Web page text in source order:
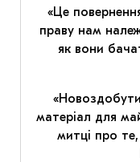
«Це
праву нам
як вони
матеріал для
митці про